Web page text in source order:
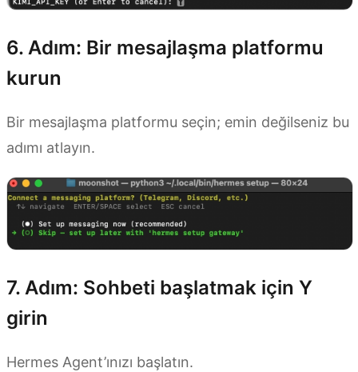
6. Adım: Bir mesajlaşma platformu
kurun
Bir mesajlaşma platformu seçin; emin değilseniz bu
adımı atlayın.
7. Adım: Sohbeti başlatmak için Y
girin
Hermes Agent’ınızı başlatın.